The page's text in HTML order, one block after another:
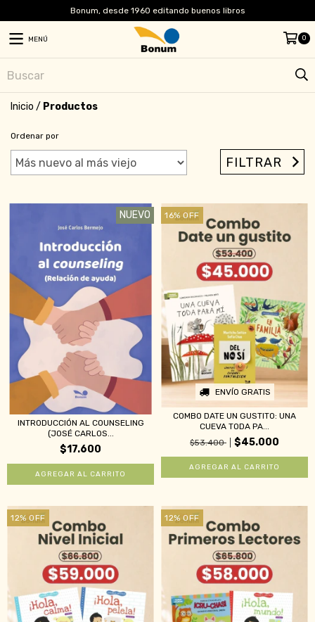
Bonum, desde 1960 editando buenos libros
MENÚ 0
Inicio / Productos
Ordenar por
FILTRAR
NUEVO
INTRODUCCIÓN AL COUNSELING
(JOSÉ CARLOS...
$17.600
16% OFF
ENVÍO GRATIS
COMBO DATE UN GUSTITO: UNA
CUEVA TODA PA...
$53.400
$45.000
12% OFF 12% OFF